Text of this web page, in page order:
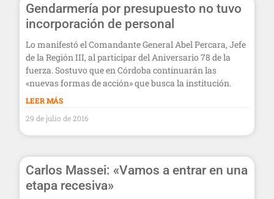
Gendarmería por presupuesto no tuvo
incorporación de personal
Lo manifestó el Comandante General Abel Percara, Jefe
de la Región III, al participar del Aniversario 78 de la
fuerza. Sostuvo que en Córdoba continuarán las
«nuevas formas de acción» que busca la institución.
LEER MÁS
29 de julio de 2016
Carlos Massei: «Vamos a entrar en una
etapa recesiva»